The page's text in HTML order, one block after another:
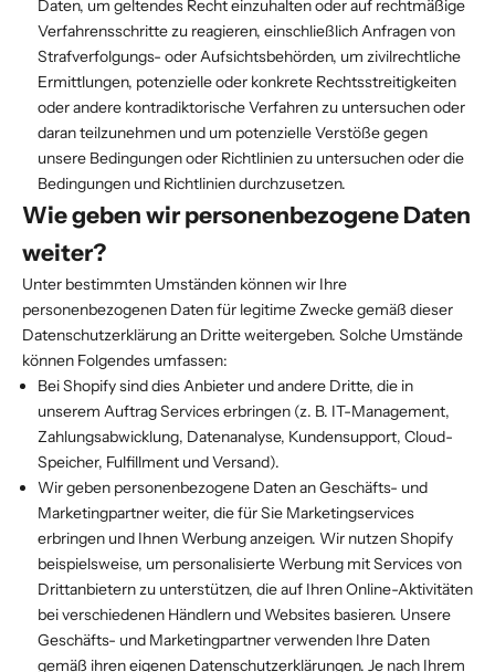
Daten, um geltendes Recht einzuhalten oder auf rechtmäßige
Verfahrensschritte zu reagieren, einschließlich Anfragen von
Strafverfolgungs- oder Aufsichtsbehörden, um zivilrechtliche
Ermittlungen, potenzielle oder konkrete Rechtsstreitigkeiten
oder andere kontradiktorische Verfahren zu untersuchen oder
daran teilzunehmen und um potenzielle Verstöße gegen
unsere Bedingungen oder Richtlinien zu untersuchen oder die
Bedingungen und Richtlinien durchzusetzen.
Wie geben wir personenbezogene Daten
weiter?
Unter bestimmten Umständen können wir Ihre
personenbezogenen Daten für legitime Zwecke gemäß dieser
Datenschutzerklärung an Dritte weitergeben. Solche Umstände
können Folgendes umfassen:
Bei Shopify sind dies Anbieter und andere Dritte, die in
unserem Auftrag Services erbringen (z. B. IT-Management,
Zahlungsabwicklung, Datenanalyse, Kundensupport, Cloud-
Speicher, Fulfillment und Versand).
Wir geben personenbezogene Daten an Geschäfts- und
Marketingpartner weiter, die für Sie Marketingservices
erbringen und Ihnen Werbung anzeigen. Wir nutzen Shopify
beispielsweise, um personalisierte Werbung mit Services von
Drittanbietern zu unterstützen, die auf Ihren Online-Aktivitäten
bei verschiedenen Händlern und Websites basieren. Unsere
Geschäfts- und Marketingpartner verwenden Ihre Daten
gemäß ihren eigenen Datenschutzerklärungen. Je nach Ihrem